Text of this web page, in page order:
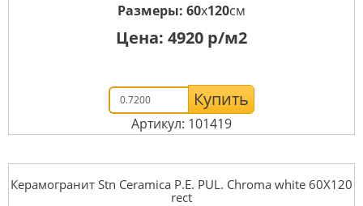
Размеры: 60x120см
Цена: 4920 р/м2
Купить
Артикул: 101419
Керамогранит Stn Ceramica P.E. PUL. Chroma white 60X120
rect